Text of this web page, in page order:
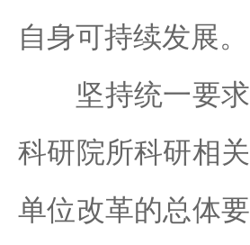
自身可持续发展。
坚持统一要求
科研院所科研相
单位改革的总体